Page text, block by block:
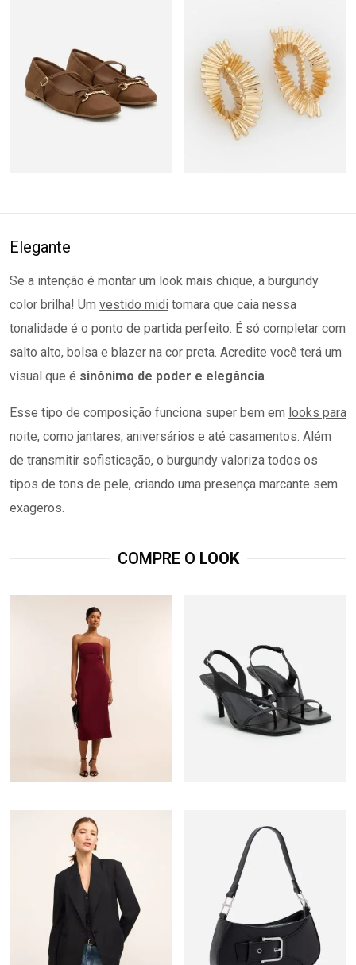
Elegante
Se a intenção é montar um look mais chique, a burgundy
color brilha! Um vestido midi tomara que caia nessa
tonalidade é o ponto de partida perfeito. É só completar com
salto alto, bolsa e blazer na cor preta. Acredite você terá um
visual que é sinônimo de poder e elegância.
Esse tipo de composição funciona super bem em looks para
noite, como jantares, aniversários e até casamentos. Além
de transmitir sofisticação, o burgundy valoriza todos os
tipos de tons de pele, criando uma presença marcante sem
exageros.
COMPRE O LOOK